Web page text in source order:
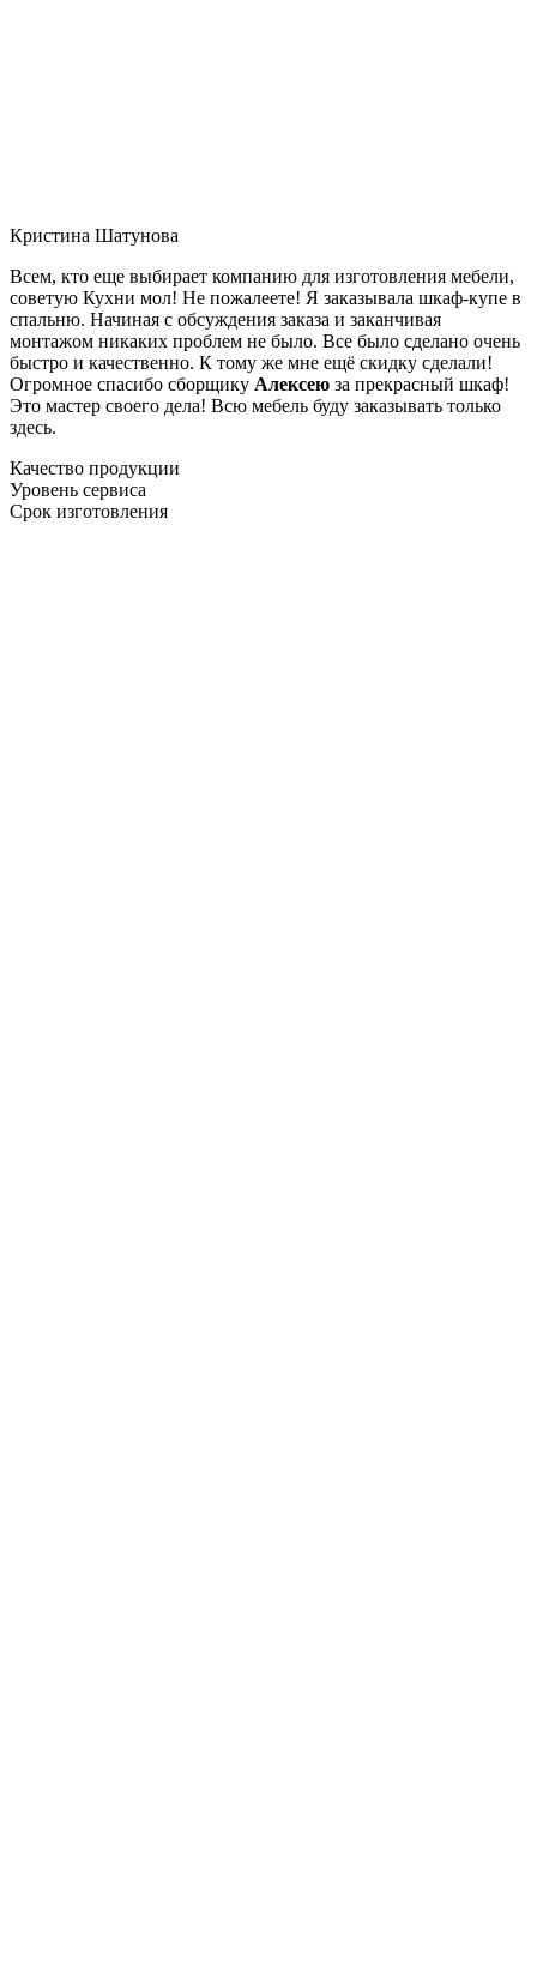
Кристина Шатунова
Всем, кто еще выбирает компанию для изготовления мебели,
советую Кухни мол! Не пожалеете! Я заказывала шкаф-купе в
спальню. Начиная с обсуждения заказа и заканчивая
монтажом никаких проблем не было. Все было сделано очень
быстро и качественно. К тому же мне ещё скидку сделали!
Огромное спасибо сборщику Алексею за прекрасный шкаф!
Это мастер своего дела! Всю мебель буду заказывать только
здесь.
Качество продукции
Уровень сервиса
Срок изготовления